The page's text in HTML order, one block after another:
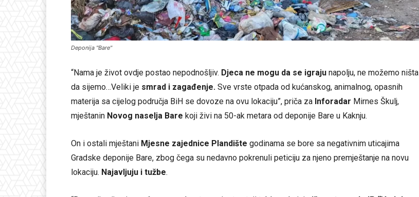
Deponija "Bare"
“Nama je život ovdje postao nepodnošljiv. Djeca ne mogu da se igraju napolju, ne možemo ništa
da sijemo…Veliki je smrad i zagađenje. Sve vrste otpada od kućanskog, animalnog, opasnih
materija sa cijelog područja BiH se dovoze na ovu lokaciju”, priča za Inforadar Mirnes Škulj,
mještanin Novog naselja Bare koji živi na 50-ak metara od deponije Bare u Kaknju.
On i ostali mještani Mjesne zajednice Plandište godinama se bore sa negativnim uticajima
Gradske deponije Bare, zbog čega su nedavno pokrenuli peticiju za njeno premještanje na novu
lokaciju. Najavljuju i tužbe.